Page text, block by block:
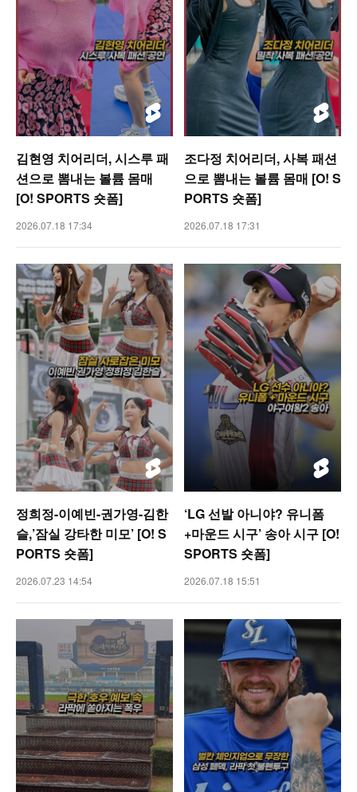
김현영 치어리더, 시스루 패
션으로 뽐내는 볼륨 몸매
[O! SPORTS 숏폼]
2026.07.18 17:34
조다정 치어리더, 사복 패션
으로 뽐내는 볼륨 몸매 [O! S
PORTS 숏폼]
2026.07.18 17:31
정희정-이예빈-권가영-김한
슬,’잠실 강타한 미모’ [O! S
PORTS 숏폼]
2026.07.23 14:54
‘LG 선발 아니야? 유니폼
+마운드 시구’ 송아 시구 [O!
SPORTS 숏폼]
2026.07.18 15:51